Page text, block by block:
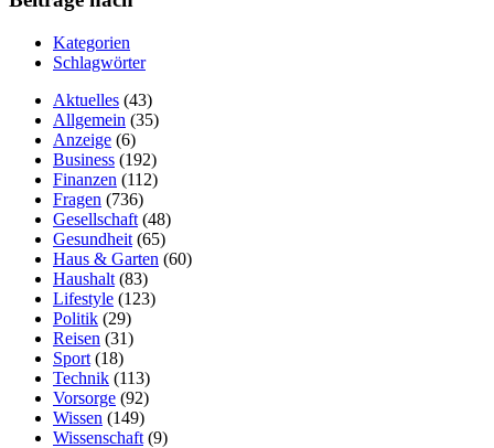
Kategorien
Schlagwörter
Aktuelles (43)
Allgemein (35)
Anzeige (6)
Business (192)
Finanzen (112)
Fragen (736)
Gesellschaft (48)
Gesundheit (65)
Haus & Garten (60)
Haushalt (83)
Lifestyle (123)
Politik (29)
Reisen (31)
Sport (18)
Technik (113)
Vorsorge (92)
Wissen (149)
Wissenschaft (9)